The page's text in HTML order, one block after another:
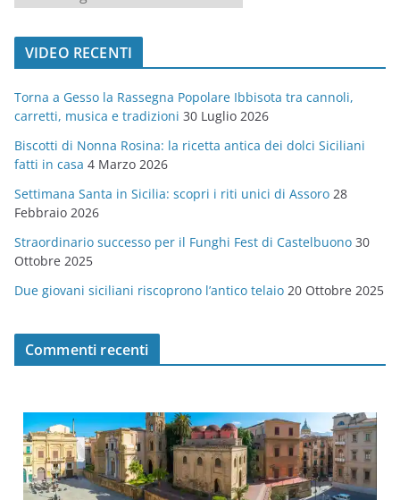
a
t
o
r
i
e
VIDEO RECENTI
Torna a Gesso la Rassegna Popolare Ibbisota tra cannoli,
carretti, musica e tradizioni 30 Luglio 2026
Biscotti di Nonna Rosina: la ricetta antica dei dolci Siciliani
fatti in casa 4 Marzo 2026
Settimana Santa in Sicilia: scopri i riti unici di Assoro 28
Febbraio 2026
Straordinario successo per il Funghi Fest di Castelbuono 30
Ottobre 2025
Due giovani siciliani riscoprono l’antico telaio 20 Ottobre 2025
Commenti recenti